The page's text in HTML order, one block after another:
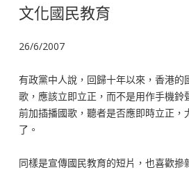
文化國民教育
26/6/2007
有政黨中人說，回歸十年以來，香港
歌，應該立即立正，而不是用作手機
前加插播國歌，聽者是否應即時立正，
了。
同樣是宣傳國民教育的短片，也喜歡